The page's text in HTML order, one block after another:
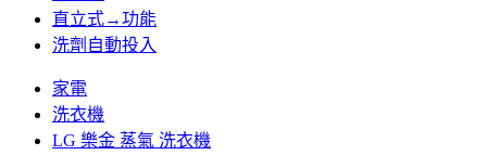
直立式→功能
洗劑自動投入
家電
洗衣機
LG 樂金 蒸氣 洗衣機